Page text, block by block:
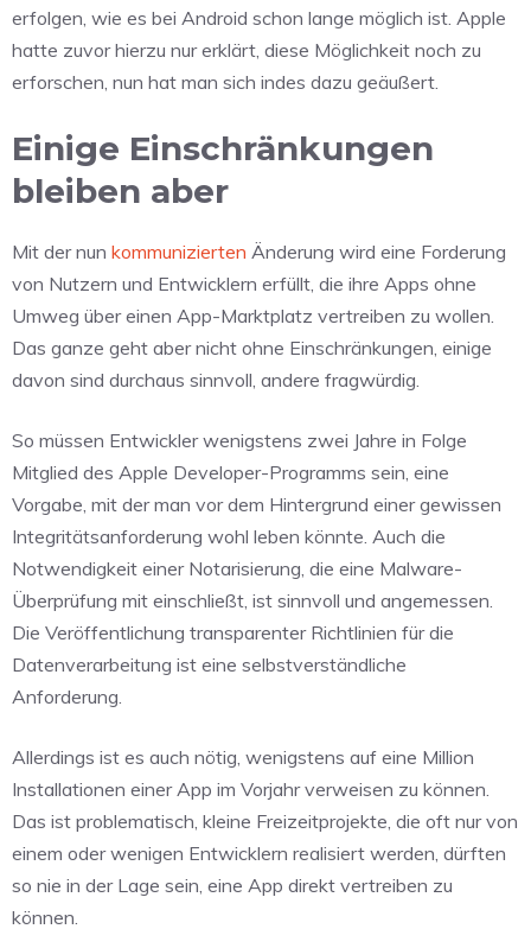
erfolgen, wie es bei Android schon lange möglich ist. Apple
hatte zuvor hierzu nur erklärt, diese Möglichkeit noch zu
erforschen, nun hat man sich indes dazu geäußert.
Einige Einschränkungen
bleiben aber
Mit der nun kommunizierten Änderung wird eine Forderung
von Nutzern und Entwicklern erfüllt, die ihre Apps ohne
Umweg über einen App-Marktplatz vertreiben zu wollen.
Das ganze geht aber nicht ohne Einschränkungen, einige
davon sind durchaus sinnvoll, andere fragwürdig.
So müssen Entwickler wenigstens zwei Jahre in Folge
Mitglied des Apple Developer-Programms sein, eine
Vorgabe, mit der man vor dem Hintergrund einer gewissen
Integritätsanforderung wohl leben könnte. Auch die
Notwendigkeit einer Notarisierung, die eine Malware-
Überprüfung mit einschließt, ist sinnvoll und angemessen.
Die Veröffentlichung transparenter Richtlinien für die
Datenverarbeitung ist eine selbstverständliche
Anforderung.
Allerdings ist es auch nötig, wenigstens auf eine Million
Installationen einer App im Vorjahr verweisen zu können.
Das ist problematisch, kleine Freizeitprojekte, die oft nur von
einem oder wenigen Entwicklern realisiert werden, dürften
so nie in der Lage sein, eine App direkt vertreiben zu
können.